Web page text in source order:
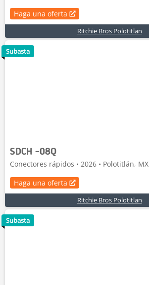
Haga una oferta
Ritchie Bros Polotitlan
SDCH -08Q
Conectores rápidos • 2026 • Polotitlán, MX
Haga una oferta
Ritchie Bros Polotitlan
Subasta
Subasta